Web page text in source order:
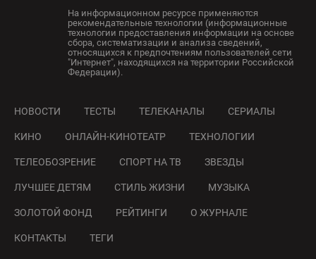
На информационном ресурсе применяются
рекомендательные технологии (информационные
технологии предоставления информации на основе
сбора, систематизации и анализа сведений,
относящихся к предпочтениям пользователей сети
"Интернет", находящихся на территории Российской
Федерации).
НОВОСТИ ТЕСТЫ ТЕЛЕКАНАЛЫ СЕРИАЛЫ
КИНО ОНЛАЙН-КИНОТЕАТР ТЕХНОЛОГИИ
ТЕЛЕОБОЗРЕНИЕ СПОРТ НА ТВ ЗВЕЗДЫ
ЛУЧШЕЕ ДЕТЯМ СТИЛЬ ЖИЗНИ МУЗЫКА
ЗОЛОТОЙ ФОНД РЕЙТИНГИ О ЖУРНАЛЕ
КОНТАКТЫ ТЕГИ